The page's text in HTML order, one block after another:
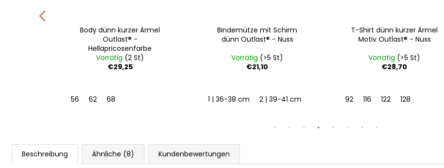
Body dünn kurzer Ärmel
Outlast® -
Hellapricosenfarbe
Vorrätig (2 St)
€29,25
56 62 68
Bindemütze mit Schirm
dünn Outlast® - Nuss
Vorrätig (>5 St)
€21,10
1 | 36-38 cm 2 | 39-41 cm 3 | 42-44 cm
T-Shirt dünn kurzer Ärmel
Motiv Outlast® - Nuss
Vorrätig (>5 St)
€28,70
92 116 122 128
Beschreibung Ähnliche (8) Kundenbewertungen